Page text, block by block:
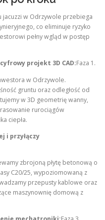
w Odrzywole przebiega
co eliminuje ryzyko
pełny wgląd w postęp
projekt 3D CAD:Faza 1.
w Odrzywole.
gruntu oraz odległość od
w 3D geometrię wanny,
rurociągów
ciepła.
i przyłączy
zbrojoną płytę betonową o
C20/25, wypoziomowaną z
przepusty kablowe oraz
maszynownię domową z